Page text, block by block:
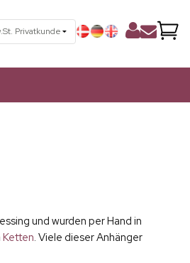
und wurden per Hand in
Ketten. Viele dieser Anhänger